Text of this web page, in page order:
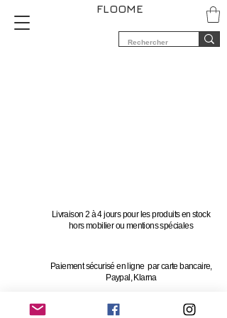
FLOOME
Livraison 2 à 4 jours pour les produits en stock
hors mobilier ou mentions spéciales
Paiement sécurisé en ligne par carte bancaire,
Paypal, Klarna
Vous avez 14 jours pour changer d'avis